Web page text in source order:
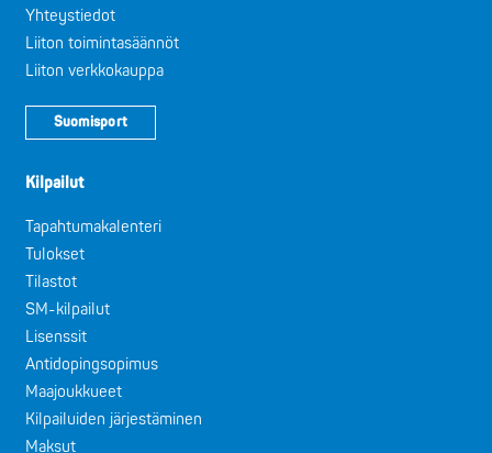
Yhteystiedot
Liiton toimintasäännöt
Liiton verkkokauppa
Suomisport
Kilpailut
Tapahtumakalenteri
Tulokset
Tilastot
SM-kilpailut
Lisenssit
Antidopingsopimus
Maajoukkueet
Kilpailuiden järjestäminen
Maksut